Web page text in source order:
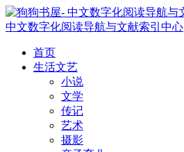
中文数字化阅读导航与文献索引中心
首页
生活文艺
小说
文学
传记
艺术
摄影